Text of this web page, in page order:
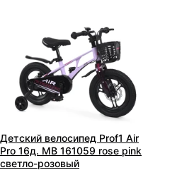
Детский велосипед Prof1 Air
Pro 16д. MB 161059 rose pink
светло-розовый